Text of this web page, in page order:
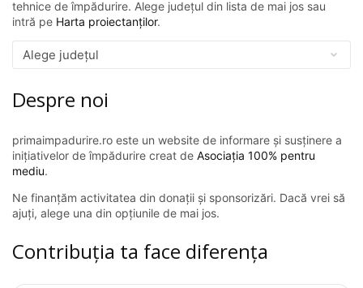
tehnice de împădurire. Alege județul din lista de mai jos sau
intră pe Harta proiectanților.
Despre noi
primaimpadurire.ro este un website de informare și susținere a
inițiativelor de împădurire creat de Asociația 100% pentru
mediu.
Ne finanțăm activitatea din donații și sponsorizări. Dacă vrei să
ajuți, alege una din opțiunile de mai jos.
Contribuția ta face diferența